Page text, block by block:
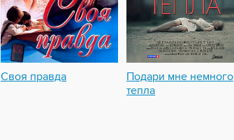
Своя правда
Подари мне немного
тепла